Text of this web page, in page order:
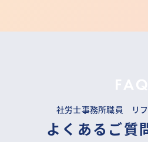
社労士事務所職員 リ
よくあるご質